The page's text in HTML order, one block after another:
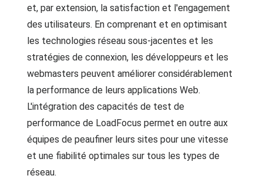
et, par extension, la satisfaction et l'engagement
des utilisateurs. En comprenant et en optimisant
les technologies réseau sous-jacentes et les
stratégies de connexion, les développeurs et les
webmasters peuvent améliorer considérablement
la performance de leurs applications Web.
L'intégration des capacités de test de
performance de LoadFocus permet en outre aux
équipes de peaufiner leurs sites pour une vitesse
et une fiabilité optimales sur tous les types de
réseau.